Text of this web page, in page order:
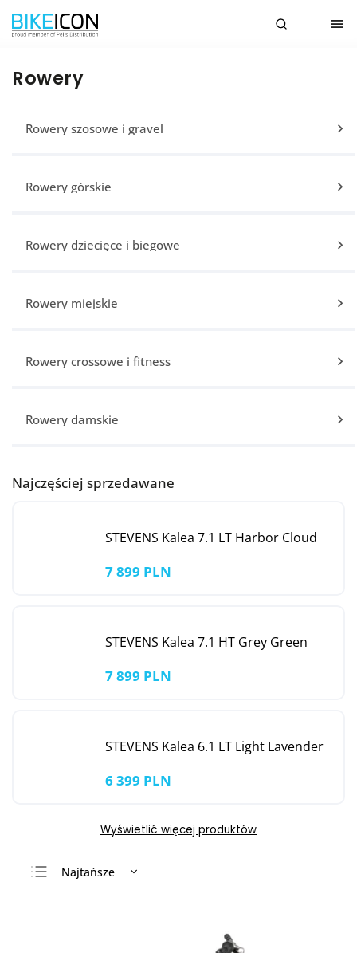
Rowery
Rowery szosowe i gravel
Rowery górskie
Rowery dziecięce i biegowe
Rowery miejskie
Rowery crossowe i fitness
Rowery damskie
Najczęściej sprzedawane
STEVENS Kalea 7.1 LT Harbor Cloud
7 899 PLN
STEVENS Kalea 7.1 HT Grey Green
7 899 PLN
STEVENS Kalea 6.1 LT Light Lavender
6 399 PLN
Wyświetlić więcej produktów
Najtańsze